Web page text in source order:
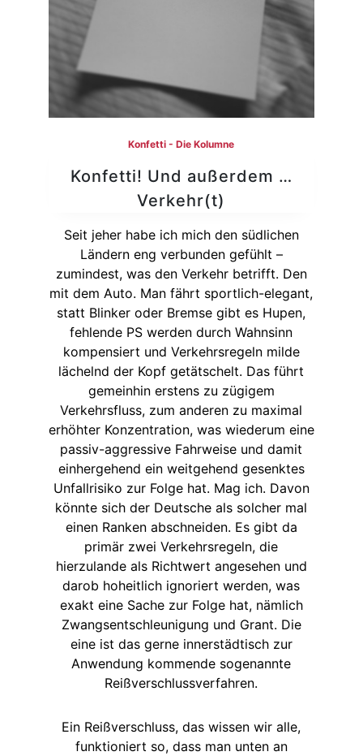
Konfetti - Die Kolumne
Konfetti! Und außerdem …
Verkehr(t)
Seit jeher habe ich mich den südlichen
Ländern eng verbunden gefühlt –
zumindest, was den Verkehr betrifft. Den
mit dem Auto. Man fährt sportlich-elegant,
statt Blinker oder Bremse gibt es Hupen,
fehlende PS werden durch Wahnsinn
kompensiert und Verkehrsregeln milde
lächelnd der Kopf getätschelt. Das führt
gemeinhin erstens zu zügigem
Verkehrsfluss, zum anderen zu maximal
erhöhter Konzentration, was wiederum eine
passiv-aggressive Fahrweise und damit
einhergehend ein weitgehend gesenktes
Unfallrisiko zur Folge hat. Mag ich. Davon
könnte sich der Deutsche als solcher mal
einen Ranken abschneiden. Es gibt da
primär zwei Verkehrsregeln, die
hierzulande als Richtwert angesehen und
darob hoheitlich ignoriert werden, was
exakt eine Sache zur Folge hat, nämlich
Zwangsentschleunigung und Grant. Die
eine ist das gerne innerstädtisch zur
Anwendung kommende sogenannte
Reißverschlussverfahren.
Ein Reißverschluss, das wissen wir alle,
funktioniert so, dass man unten an